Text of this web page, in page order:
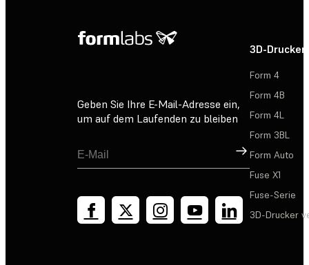
Geben Sie Ihre E-Mail-Adresse ein,
um auf dem Laufenden zu bleiben
Registrieren
3D-Drucker
Form 4
Form 4B
Form 4L
Form 3BL
Form Auto
Fuse X1
Fuse-Serie
3D-Drucker